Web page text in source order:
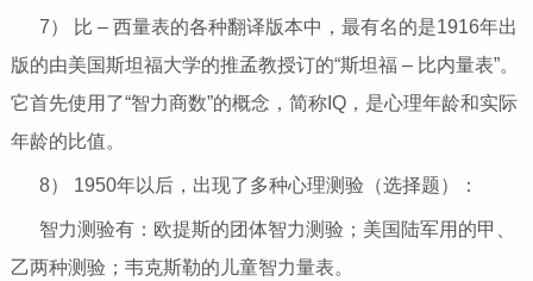
7） 比 – 西量表的各种翻译版本中，最有名的是1916年出
版的由美国斯坦福大学的推孟教授订的“斯坦福 – 比内量表”。
它首先使用了“智力商数”的概念，简称IQ，是心理年龄和实际
年龄的比值。
8） 1950年以后，出现了多种心理测验（选择题）：
智力测验有：欧提斯的团体智力测验；美国陆军用的甲、
乙两种测验；韦克斯勒的儿童智力量表。